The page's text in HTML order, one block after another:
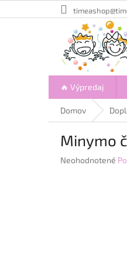
na
🔥 Výpredaj
Domov
Minymo
Priemerné
Neohodnotené